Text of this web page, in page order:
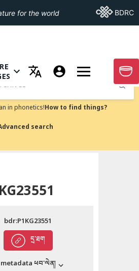
English
for the world Go ToBDRC
MENU OF MORE PAGES
GO
Submit
in phonetics!How to find things?
search
དྲ་ཐག
bdr:P1KG23551
metadata ཕབ་ལེན།